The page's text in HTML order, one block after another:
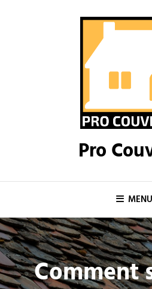
Pro
MENU
Comment